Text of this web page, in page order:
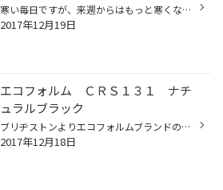
寒い毎日ですが、来週からはもっと寒くなります。 埼玉の方でも、雪の可能性が・・・・ もちろん、ちゃんと備えていますよね。 備えていない方、急がないと大変です。 スタッドレスはもちろん、チェーンも在庫は店頭のみとなっています。 年末が近いのでメーカーさんも、お休みに入ってしまいます。...
2017年12月19日
エコフォルム ＣＲＳ１３１ ナチ
ュラルブラック
ブリヂストンよりエコフォルムブランドのＣＲＳ１３１ナチュラルブラック を取付させて頂きました！ しっかりとした１０本スポークとツヤ消しブラックが落ち着いた大人の印象です！ ブリヂストンホイールならタイヤ館！！ お見積り大歓迎です！ お気軽にご来店ください！ タグ： 横浜 西区 南区 保...
2017年12月18日